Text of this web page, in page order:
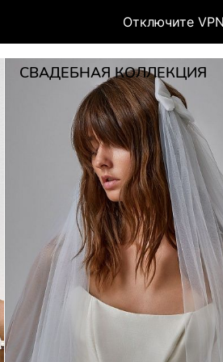
Отключите
СВАДЕБНАЯ КОЛЛЕКЦИЯ